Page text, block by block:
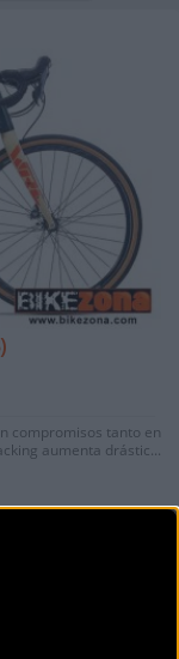
compromisos tanto en
aumenta drástic...